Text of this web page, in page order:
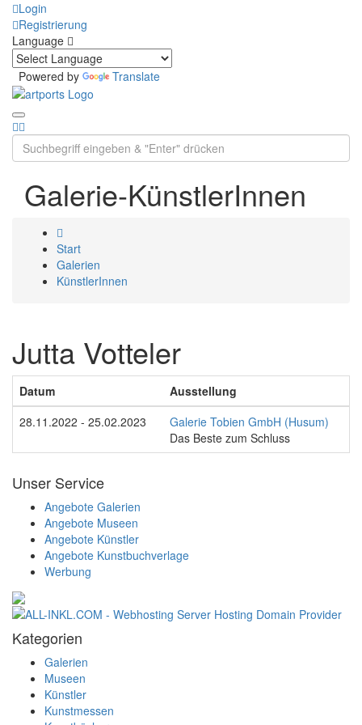
Login
Registrierung
Language
Powered by Translate
Galerie-KünstlerInnen
Start
Galerien
KünstlerInnen
Jutta Votteler
Datum
Ausstellung
28.11.2022 - 25.02.2023
Galerie Tobien GmbH (Husum)
Das Beste zum Schluss
Unser Service
Angebote Galerien
Angebote Museen
Angebote Künstler
Angebote Kunstbuchverlage
Werbung
Kategorien
Galerien
Museen
Künstler
Kunstmessen